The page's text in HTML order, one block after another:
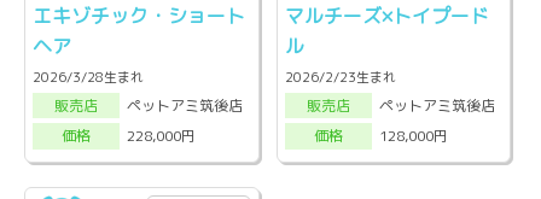
エキゾチック・ショート
ヘア
2026/3/28生まれ
販売店
ペットアミ筑後店
価格
228,000円
マルチーズ×トイプード
ル
2026/2/23生まれ
販売店
ペットアミ筑後店
価格
128,000円